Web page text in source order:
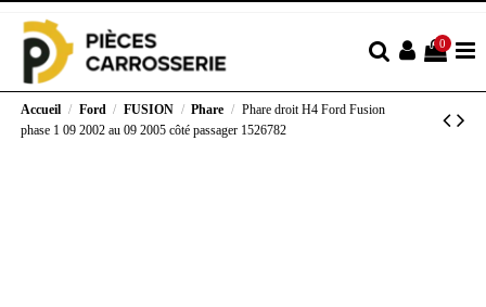
0
Accueil Ford FUSION Phare
Phare droit H4 Ford Fusion
phase 1 09 2002 au 09 2005 côté passager 1526782